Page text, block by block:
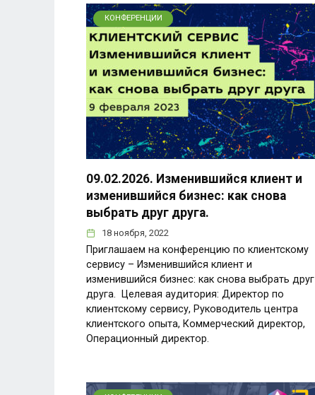
КОНФЕРЕНЦИИ
09.02.2026. Изменившийся клиент и
изменившийся бизнес: как снова
выбрать друг друга.
18 ноября, 2022
Приглашаем на конференцию по клиентскому
сервису – Изменившийся клиент и
изменившийся бизнес: как снова выбрать друг
друга. Целевая аудитория: Директор по
клиентскому сервису, Руководитель центра
клиентского опыта, Коммерческий директор,
Операционный директор.